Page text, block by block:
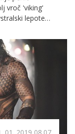
vroč 'viking'
lepotec
za njim
spola, je
na
najbolj